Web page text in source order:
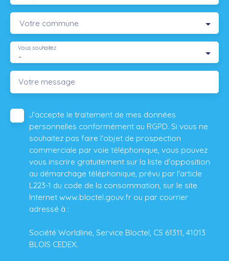
Votre commune
-
Vous souhaitez
Votre message
J'accepte le traitement de mes données
personnelles conformément au RGPD. Si vous ne
souhaitez pas faire l'objet de prospection
commerciale par voie téléphonique, vous pouvez
vous inscrire gratuitement sur la liste d'opposition
au démarchage téléphonique, prévu par l'article
L223-1 du code de la consommation, sur le site
Internet www.bloctel.gouv.fr ou par courrier
adressé à :
Société Worldline, Service Bloctel, CS 61311, 41013
BLOIS CEDEX.